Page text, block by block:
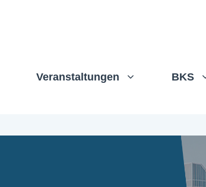
Veranstaltungen BKS